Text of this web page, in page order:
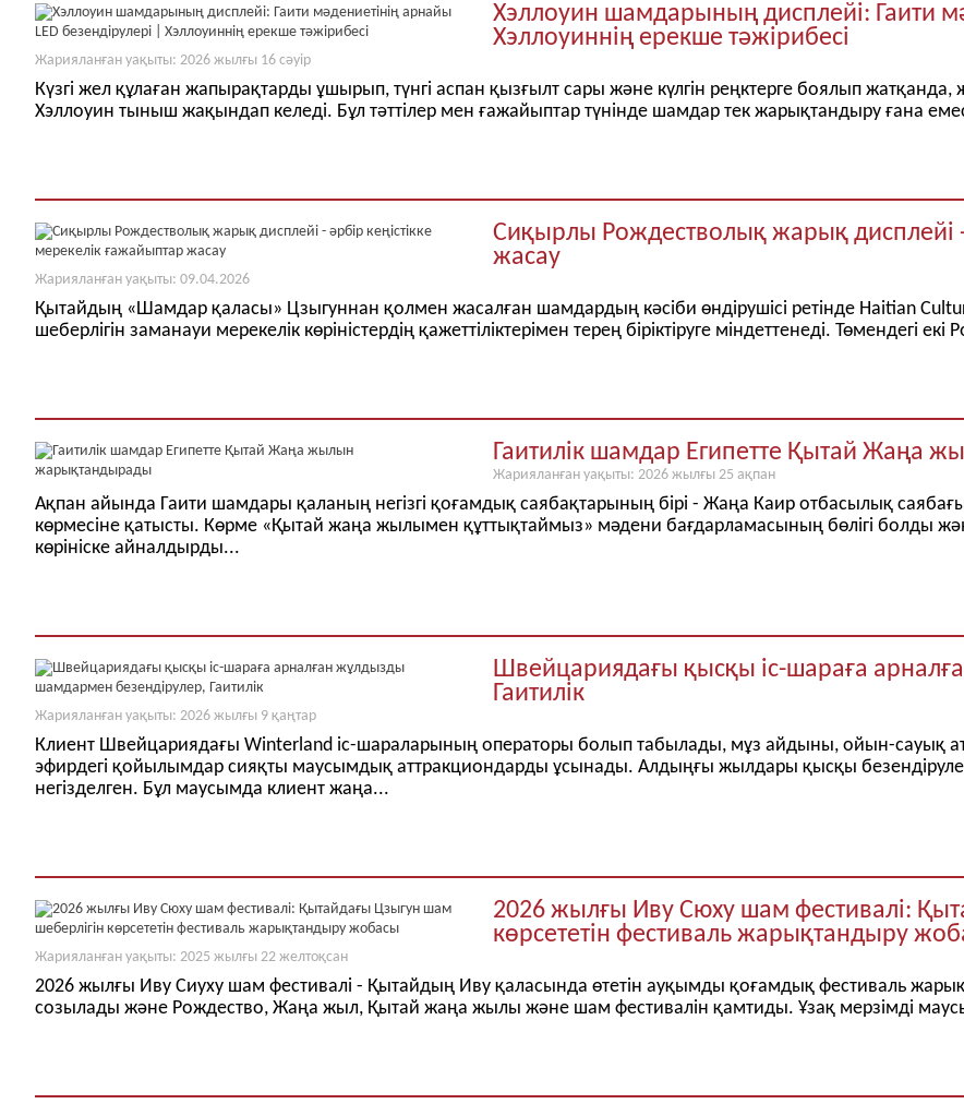
Хэллоуин шамдарының дисплейі: Гаити
Хэллоуиннің ерекше тәжірибесі
Жарияланған уақыты: 2026 жылғы 16 сәуір
Күзгі жел құлаған жапырақтарды ұшырып, түнгі аспан қызғылт сары және күлгін реңктерге боялып
Хэллоуин тыныш жақындап келеді. Бұл тәттілер мен ғажайыптар түнінде шамдар тек жарықтандыру ғана
Сиқырлы Рождестволық жарық дисплейі -
жасау
Жарияланған уақыты: 09.04.2026
Қытайдың «Шамдар қаласы» Цзыгуннан қолмен жасалған шамдардың кәсіби өндірушісі ретінде Haitian
шеберлігін заманауи мерекелік көріністердің қажеттіліктерімен терең біріктіруге міндеттенеді. Төмендегі
Гаитилік шамдар Египетте Қытай Жаңа
Жарияланған уақыты: 2026 жылғы 25 ақпан
Ақпан айында Гаити шамдары қаланың негізгі қоғамдық саябақтарының бірі - Жаңа Каир отбасылық
көрмесіне қатысты. Көрме «Қытай жаңа жылымен құттықтаймыз» мәдени бағдарламасының бөлігі болды
көрініске айналдырды...
Швейцариядағы қысқы іс-шараға
Гаитилік
Жарияланған уақыты: 2026 жылғы 9 қаңтар
Клиент Швейцариядағы Winterland іс-шараларының операторы болып табылады, мұз айдыны, ойын-сауық
эфирдегі қойылымдар сияқты маусымдық аттракциондарды ұсынады. Алдыңғы жылдары қысқы
негізделген. Бұл маусымда клиент жаңа...
2026 жылғы Иву Сюху шам фестивалі:
көрсететін фестиваль жарықтандыру
Жарияланған уақыты: 2025 жылғы 22 желтоқсан
2026 жылғы Иву Сиуху шам фестивалі - Қытайдың Иву қаласында өтетін ауқымды қоғамдық фестиваль
созылады және Рождество, Жаңа жыл, Қытай жаңа жылы және шам фестивалін қамтиды. Ұзақ мерзімді